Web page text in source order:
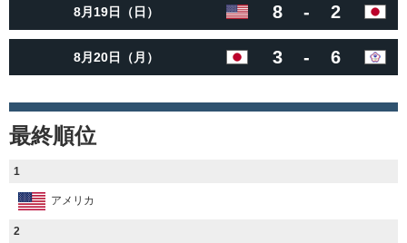
8月19日（日） 8 - 2
8月20日（月） 3 - 6
最終順位
1
アメリカ
2